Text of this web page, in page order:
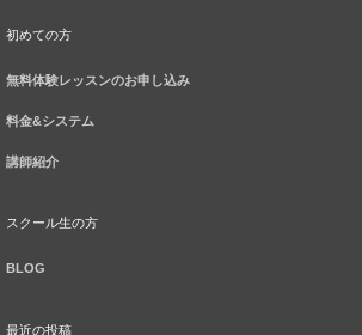
初めての方
無料体験レッスンのお申し込み
料金&システム
講師紹介
スクール生の方
BLOG
最近の投稿